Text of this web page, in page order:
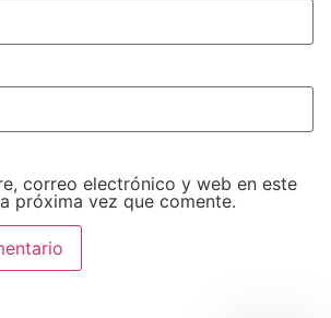
correo electrónico y web en este
próxima vez que comente.